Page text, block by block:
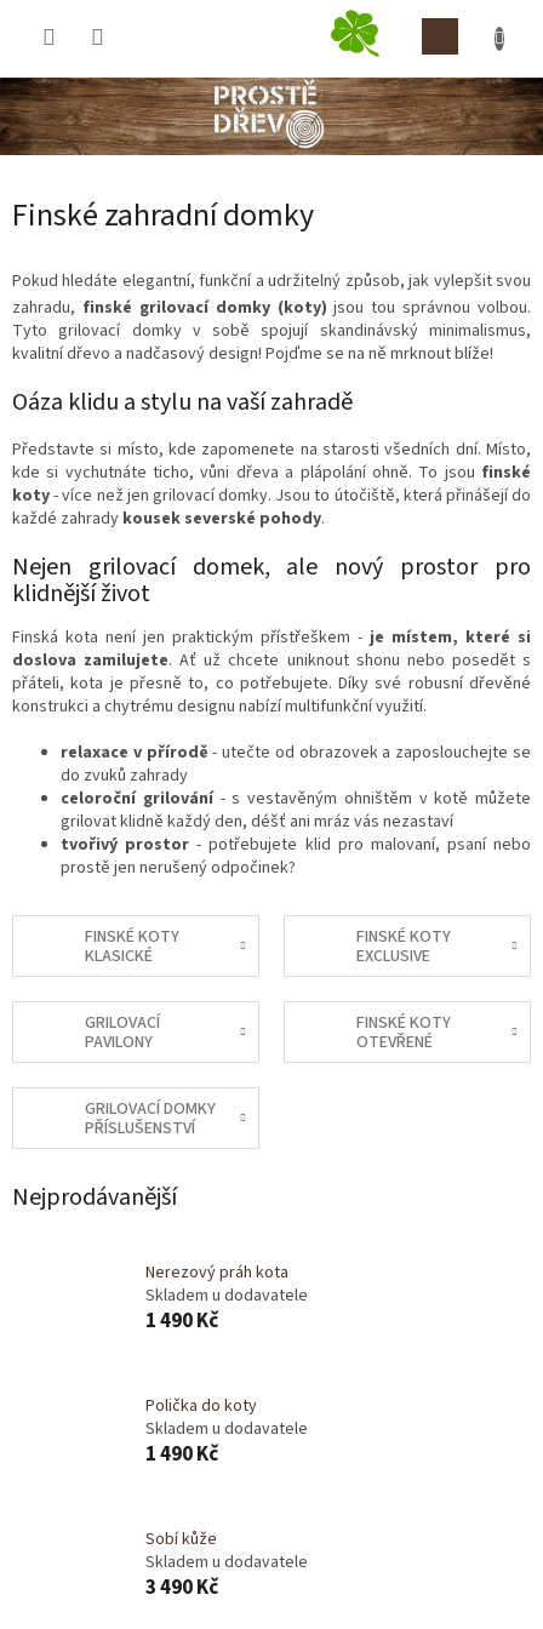
Finské zahradní domky
Pokud hledáte elegantní, funkční a udržitelný způsob, jak vylepšit svou
zahradu, finské grilovací domky (koty) jsou tou správnou volbou.
Tyto grilovací domky v sobě spojují skandinávský minimalismus,
kvalitní dřevo a nadčasový design! Pojďme se na ně mrknout blíže!
Oáza klidu a stylu na vaší zahradě
Představte si místo, kde zapomenete na starosti všedních dní. Místo,
kde si vychutnáte ticho, vůni dřeva a plápolání ohně. To jsou finské
koty- více než jen grilovací domky. Jsou to útočiště, která přinášejí do
každé zahrady kousek severské pohody.
Nejen grilovací domek, ale nový prostor pro
klidnější život
Finská kota není jen praktickým přístřeškem -je místem, které si
doslova zamilujete. Ať už chcete uniknout shonu nebo posedět s
přáteli, kota je přesně to, co potřebujete. Díky své robusní dřevěné
konstrukci a chytrému designu nabízí multifunkční využití.
relaxace v přírodě - utečte od obrazovek a zaposlouchejte se
do zvuků zahrady
celoroční grilování- s vestavěným ohništěm v kotě můžete
grilovat klidně každý den, déšť ani mráz vás nezastaví
tvořivý prostor - potřebujete klid pro malovaní, psaní nebo
prostě jen nerušený odpočinek?
FINSKÉ KOTY
KLASICKÉ
FINSKÉ KOTY
EXCLUSIVE
GRILOVACÍ
PAVILONY
FINSKÉ KOTY
OTEVŘENÉ
GRILOVACÍ DOMKY
PŘÍSLUŠENSTVÍ
Nejprodávanější
Nerezový práh kota
Skladem u dodavatele
1 490 Kč
Polička do koty
Skladem u dodavatele
1 490 Kč
Sobí kůže
Skladem u dodavatele
3 490 Kč